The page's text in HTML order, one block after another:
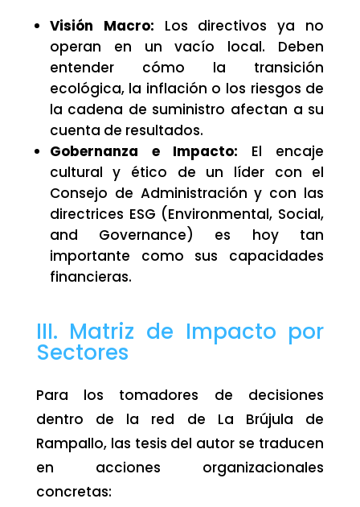
Visión Macro: Los directivos ya no
operan en un vacío local. Deben
entender cómo la transición
ecológica, la inflación o los riesgos de
la cadena de suministro afectan a su
cuenta de resultados.
Gobernanza e Impacto: El encaje
cultural y ético de un líder con el
Consejo de Administración y con las
directrices ESG (Environmental, Social,
and Governance) es hoy tan
importante como sus capacidades
financieras.
III. Matriz de Impacto por
Sectores
Para los tomadores de decisiones
dentro de la red de La Brújula de
Rampallo, las tesis del autor se traducen
en acciones organizacionales
concretas: